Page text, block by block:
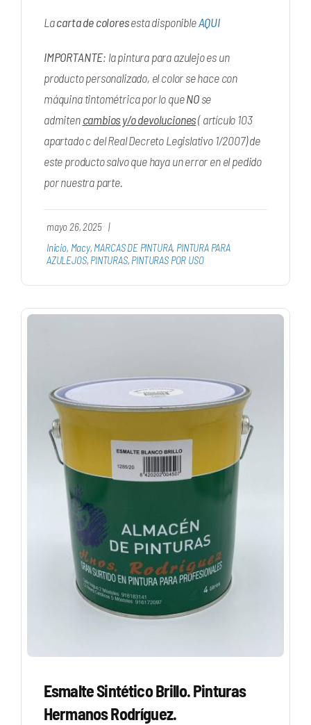
Lacarta de coloresesta disponibleAQUI
IMPORTANTE: la pintura para azulejo es un
producto personalizado, el color se hace con
máquina tintométrica por lo queNOse
admitencambios y/o devoluciones( artículo 103
apartado c del Real Decreto Legislativo 1/2007) de
este producto salvo que haya un error en el pedido
por nuestra parte.
mayo 26, 2025 |
Inicio, Macy, MARCAS DE PINTURA, PINTURA PARA
AZULEJOS, PINTURAS, PINTURAS POR USO
Esmalte Sintético Brillo. Pinturas
Hermanos Rodríguez.